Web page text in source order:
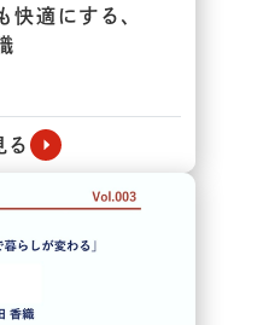
適にする、
る